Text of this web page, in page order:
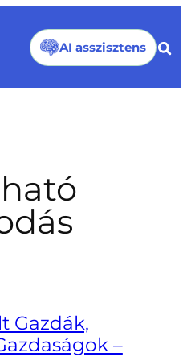
AI asszisztens
Gazdák,
–